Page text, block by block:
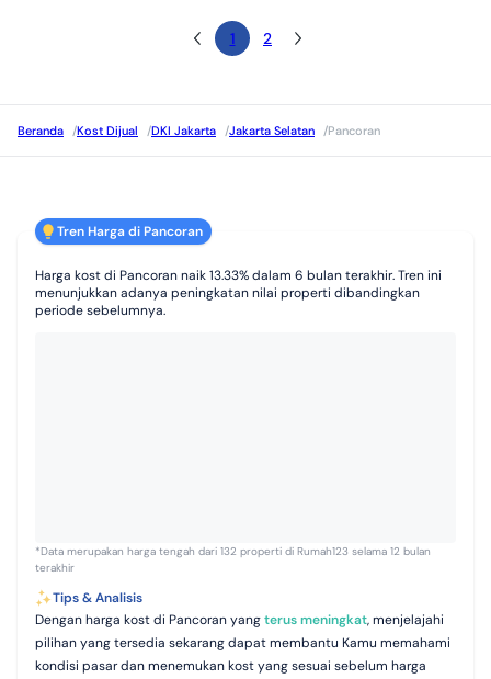
1 2
Beranda /Kost Dijual /DKI Jakarta /Jakarta Selatan /Pancoran
Tren Harga di Pancoran
Harga kost di Pancoran naik 13.33% dalam 6 bulan terakhir. Tren ini
menunjukkan adanya peningkatan nilai properti dibandingkan
periode sebelumnya.
*Data merupakan harga tengah dari 132 properti di Rumah123 selama 12 bulan
terakhir
Tips & Analisis
Dengan harga kost di Pancoran yangterus meningkat, menjelajahi
pilihan yang tersedia sekarang dapat membantu Kamu memahami
kondisi pasar dan menemukan kost yang sesuai sebelum harga